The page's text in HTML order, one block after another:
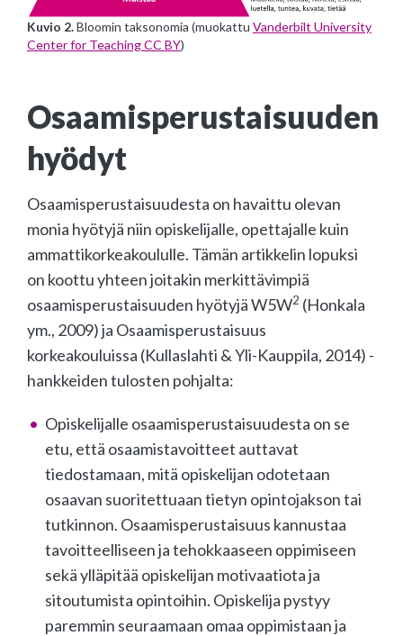
Kuvio 2.Bloomin taksonomia (muokattu Vanderbilt University
Center for Teaching CC BY)
Osaamisperustaisuuden
hyödyt
Osaamisperustaisuudesta on havaittu olevan
monia hyötyjä niin opiskelijalle, opettajalle kuin
ammattikorkeakoululle. Tämän artikkelin lopuksi
on koottu yhteen joitakin merkittävimpiä
osaamisperustaisuuden hyötyjä W5W2 (Honkala
ym., 2009) ja Osaamisperustaisuus
korkeakouluissa (Kullaslahti & Yli-Kauppila, 2014) -
hankkeiden tulosten pohjalta:
Opiskelijalle osaamisperustaisuudesta on se
etu, että osaamistavoitteet auttavat
tiedostamaan, mitä opiskelijan odotetaan
osaavan suoritettuaan tietyn opintojakson tai
tutkinnon. Osaamisperustaisuus kannustaa
tavoitteelliseen ja tehokkaaseen oppimiseen
sekä ylläpitää opiskelijan motivaatiota ja
sitoutumista opintoihin. Opiskelija pystyy
paremmin seuraamaan omaa oppimistaan ja